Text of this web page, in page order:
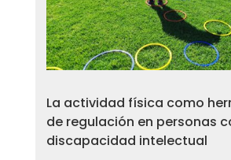
La actividad física como
de regulación en personas
discapacidad intelectual